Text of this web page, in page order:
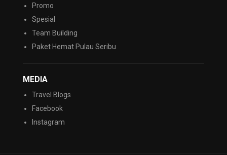
Promo
Spesial
Team Building
Paket Hemat Pulau Seribu
MEDIA
Travel Blogs
Facebook
Instagram